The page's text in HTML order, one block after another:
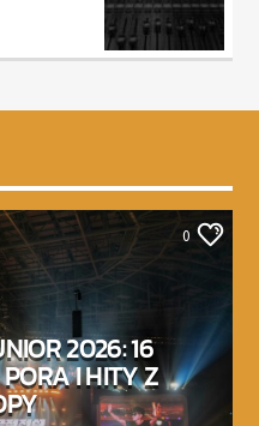
0
2026: 16
I HITY Z